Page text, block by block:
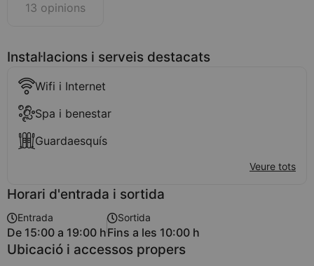
13 opinions
Instal·lacions i serveis destacats
Wifi i Internet
Spa i benestar
Guardaesquís
Veure tots
Horari d'entrada i sortida
Entrada
De 15:00 a 19:00 h
Sortida
Fins a les 10:00 h
Ubicació i accessos propers